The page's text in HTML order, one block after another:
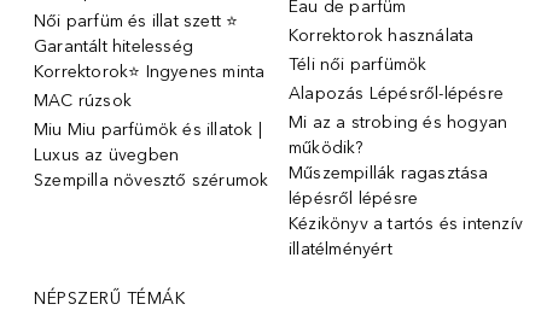
Női parfüm és illat szett ⭐
Garantált hitelesség
Korrektorok⭐ Ingyenes minta
MAC rúzsok
Miu Miu parfümök és illatok |
Luxus az üvegben
Szempilla növesztő szérumok
Eau de parfüm
Korrektorok használata
Téli női parfümök
Alapozás Lépésről-lépésre
Mi az a strobing és hogyan
működik?
Műszempillák ragasztása
lépésről lépésre
Kézikönyv a tartós és intenzív
illatélményért
NÉPSZERŰ TÉMÁK